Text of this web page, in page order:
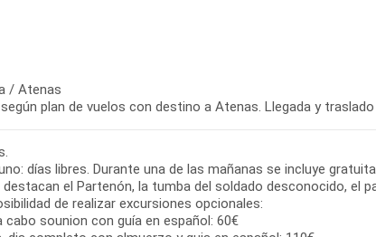
/ Atenas
plan de vuelos con destino a Atenas. Llegada y
días libres. Durante una de las mañanas se incluye
destacan el Partenón, la tumba del soldado desconocido, el
de realizar excursiones opcionales:
cabo sounion con guía en español: 60€